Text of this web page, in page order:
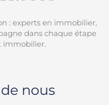
: experts en immobilier,
dans chaque étape
immobilier.
nous